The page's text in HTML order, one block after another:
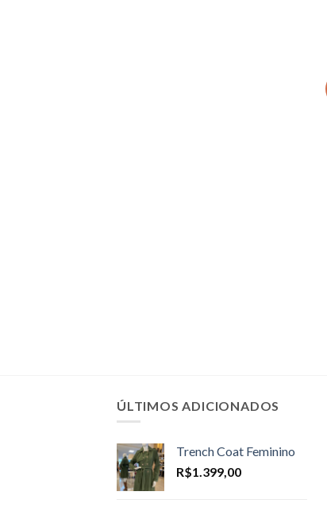
ÚLTIMOS ADICIONADOS
Trench Coat Feminino
R$1.399,00